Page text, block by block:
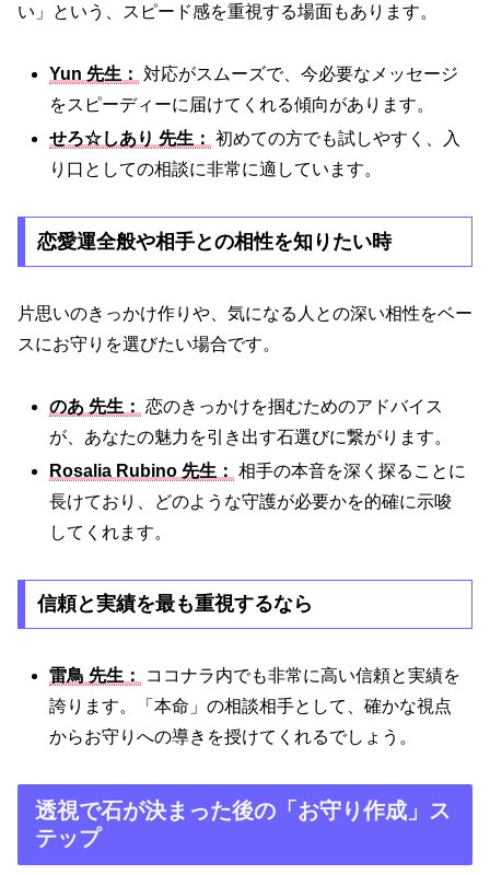
い」という、スピード感を重視する場面もあります。
Yun 先生： 対応がスムーズで、今必要なメッセージ
をスピーディーに届けてくれる傾向があります。
せろ☆しあり 先生： 初めての方でも試しやすく、入
り口としての相談に非常に適しています。
恋愛運全般や相手との相性を知りたい時
片思いのきっかけ作りや、気になる人との深い相性をベー
スにお守りを選びたい場合です。
のあ 先生： 恋のきっかけを掴むためのアドバイス
が、あなたの魅力を引き出す石選びに繋がります。
Rosalia Rubino 先生： 相手の本音を深く探ることに
長けており、どのような守護が必要かを的確に示唆
してくれます。
信頼と実績を最も重視するなら
雷鳥 先生：
ココナラ内でも非常に高い信頼と実績を
誇ります。「本命」の相談相手として、確かな視点
からお守りへの導きを授けてくれるでしょう。
透視で石が決まった後の「お守り作成」ス
テップ